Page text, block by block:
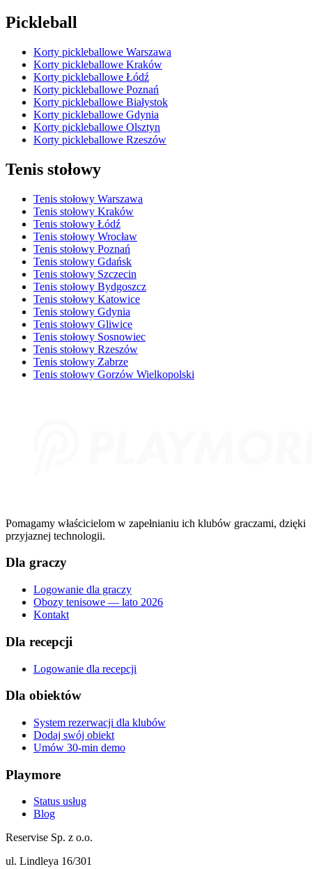
Pickleball
Korty pickleballowe Warszawa
Korty pickleballowe Kraków
Korty pickleballowe Łódź
Korty pickleballowe Poznań
Korty pickleballowe Białystok
Korty pickleballowe Gdynia
Korty pickleballowe Olsztyn
Korty pickleballowe Rzeszów
Tenis stołowy
Tenis stołowy Warszawa
Tenis stołowy Kraków
Tenis stołowy Łódź
Tenis stołowy Wrocław
Tenis stołowy Poznań
Tenis stołowy Gdańsk
Tenis stołowy Szczecin
Tenis stołowy Bydgoszcz
Tenis stołowy Katowice
Tenis stołowy Gdynia
Tenis stołowy Gliwice
Tenis stołowy Sosnowiec
Tenis stołowy Rzeszów
Tenis stołowy Zabrze
Tenis stołowy Gorzów Wielkopolski
Pomagamy właścicielom w zapełnianiu ich klubów graczami, dzięki
przyjaznej technologii.
Dla graczy
Logowanie dla graczy
Obozy tenisowe — lato 2026
Kontakt
Dla recepcji
Logowanie dla recepcji
Dla obiektów
System rezerwacji dla klubów
Dodaj swój obiekt
Umów 30-min demo
Playmore
Status usług
Blog
Reservise Sp. z o.o.
ul. Lindleya 16/301